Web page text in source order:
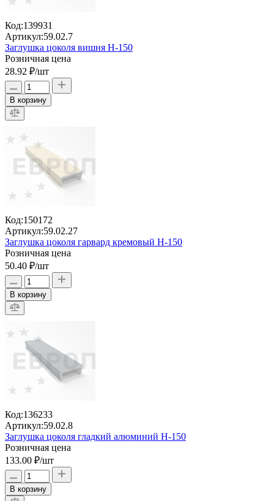
Код:139931
Артикул:59.02.7
Заглушка цоколя вишня H-150
Розничная цена
28.92 ₽/шт
В корзину
Код:150172
Артикул:59.02.27
Заглушка цоколя гарвард кремовый H-150
Розничная цена
50.40 ₽/шт
В корзину
Код:136233
Артикул:59.02.8
Заглушка цоколя гладкий алюминий H-150
Розничная цена
133.00 ₽/шт
В корзину